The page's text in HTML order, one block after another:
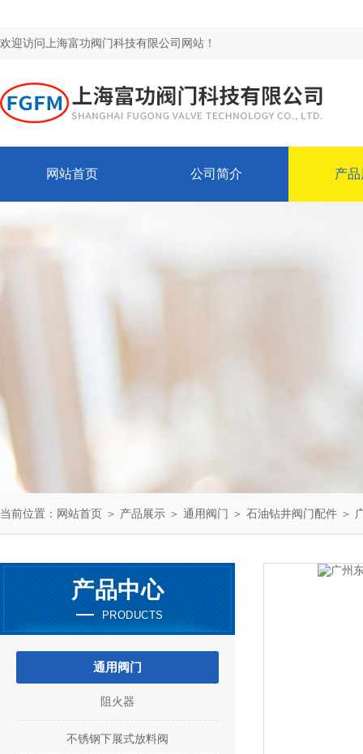
欢迎访问上海富功阀门科技有限公司网站！
网站首页 公司简介 产
当前位置： 网站首页 ＞ 产品展示 ＞ 通用阀门 ＞ 石油钻井阀门配件 ＞
产品中心
PRODUCTS
通用阀门
阻火器
不锈钢下展式放料阀